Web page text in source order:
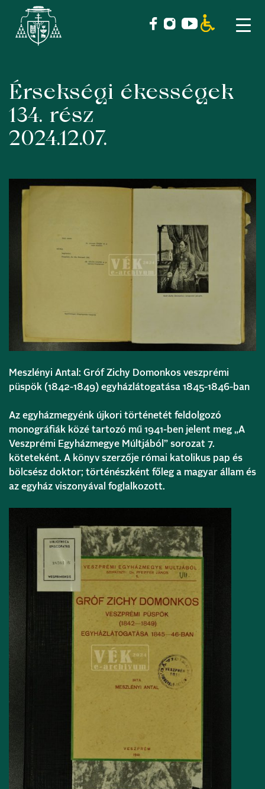
Skip
content
Érsekségi ékességek
134. rész
2024.12.07.
Meszlényi Antal: Gróf Zichy Domonkos veszprémi
püspök (1842-1849) egyházlátogatása 1845-1846-ban
Az egyházmegyénk újkori történetét feldolgozó
monográfiák közé tartozó mű 1941-ben jelent meg „A
Veszprémi Egyházmegye Múltjából” sorozat 7.
köteteként. A könyv szerzője római katolikus pap és
bölcsész doktor; történészként főleg a magyar állam és
az egyház viszonyával foglalkozott.